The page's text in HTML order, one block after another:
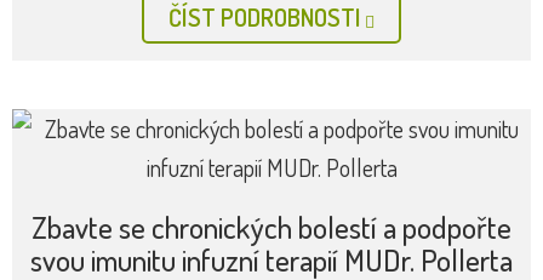
ČÍST PODROBNOSTI
Zbavte se chronických bolestí a podpořte
svou imunitu infuzní terapií MUDr. Pollerta